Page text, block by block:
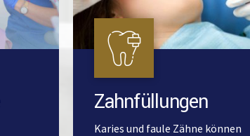
Zahnfüllungen
Karies und faule Zähne können